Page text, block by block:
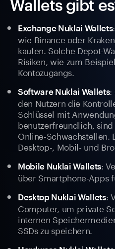
Wallets gibt
Exchange Nuklai Wallets
wie Binance oder
kaufen. Solche Depot-
Risiken, wie zum
Kontozugangs.
Software Nuklai Wallets:
den Nutzern die
Schlüssel mit
benutzerfreundlich,
Online-Schwachstellen.
Desktop-, Mobil- und
Mobile Nuklai Wallets:
über Smartphone-Apps
Desktop Nuklai Wallets:
Computer, um private
internen
SSDs zu speichern.